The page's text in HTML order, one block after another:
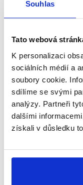
Souhlas
Tato webová
K personalizaci
sociálních médií a
soubory cookie.
sdílíme se svými
analýzy. Partneři
dalšími
získali v důsledku
9. ledna 2023
V první debatě
Pavel a Josef
mládí (či
Číst dál
Zůstaňme
Přihlaste se
kanálu, kde